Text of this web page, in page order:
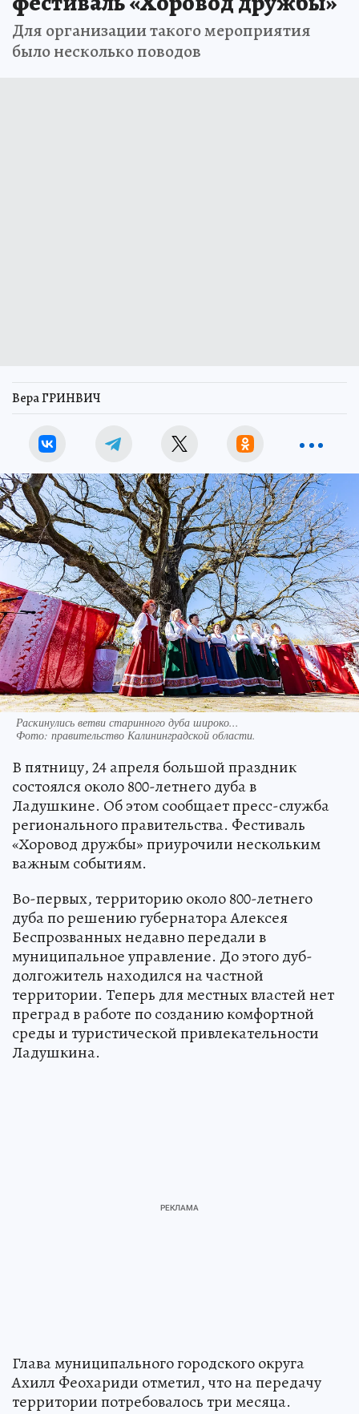
Для организации такого мероприятия
было несколько поводов
Вера ГРИНВИЧ
Раскинулись ветви старинного дуба широко...
Фото: правительство Калининградской области.
В пятницу, 24 апреля большой праздник
состоялся около 800-летнего дуба в
Ладушкине. Об этом сообщает пресс-служба
регионального правительства. Фестиваль
«Хоровод дружбы» приурочили нескольким
важным событиям.
Во-первых, территорию около 800-летнего
дуба по решению губернатора Алексея
Беспрозванных недавно передали в
муниципальное управление. До этого дуб-
долгожитель находился на частной
территории. Теперь для местных властей нет
преград в работе по созданию комфортной
среды и туристической привлекательности
Ладушкина.
Глава муниципального городского округа
Ахилл Феохариди отметил, что на передачу
территории потребовалось три месяца.